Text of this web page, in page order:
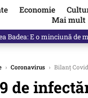
Economie
Mai mult
dă răspunsul
› Coronavirus › Bilanț
de